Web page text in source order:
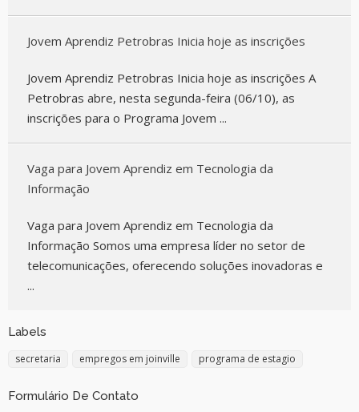
Jovem Aprendiz Petrobras Inicia hoje as inscrições
Jovem Aprendiz Petrobras Inicia hoje as inscrições A
Petrobras abre, nesta segunda-feira (06/10), as
inscrições para o Programa Jovem ...
Vaga para Jovem Aprendiz em Tecnologia da
Informação
Vaga para Jovem Aprendiz em Tecnologia da
Informação Somos uma empresa líder no setor de
telecomunicações, oferecendo soluções inovadoras e
...
Labels
secretaria empregos em joinville programa de estagio
Formulário De Contato